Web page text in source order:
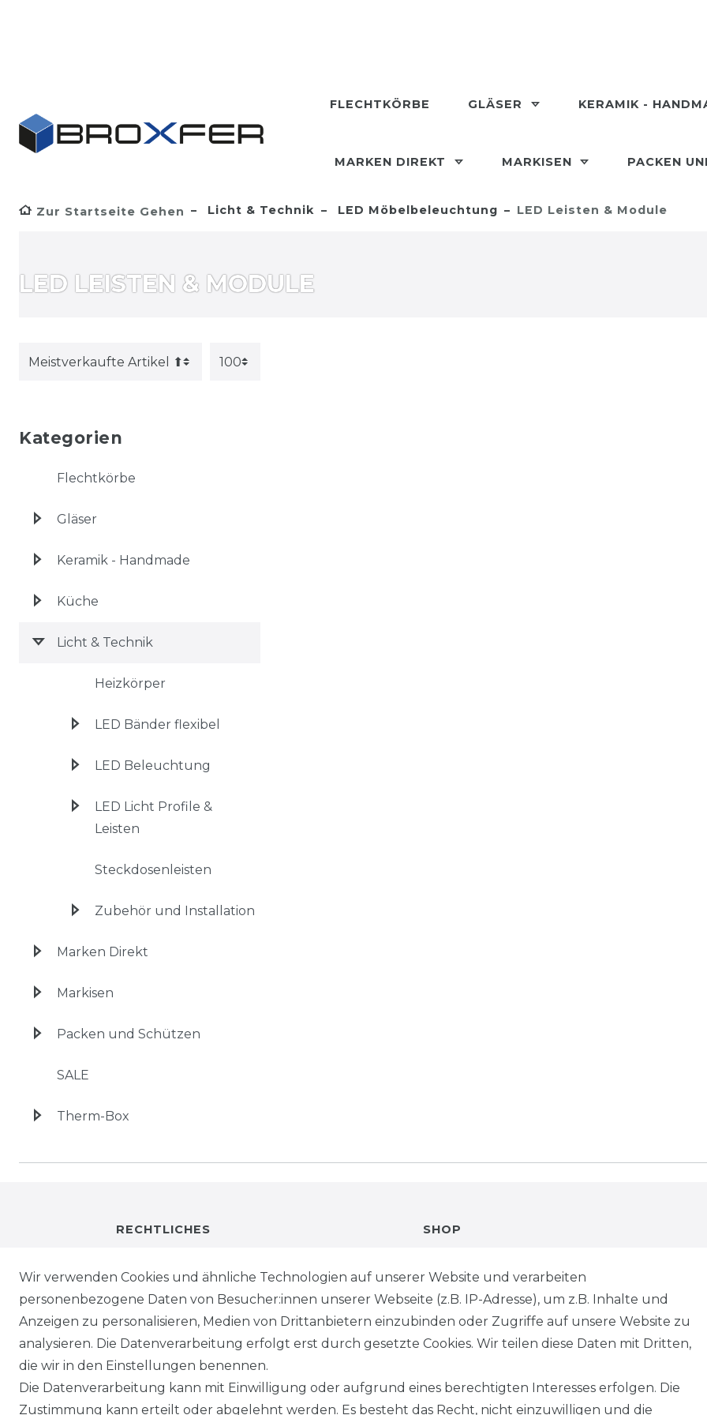
FLECHTKÖRBE GLÄSER KERAMIK -
MARKEN DIREKT MARKISEN PACKEN
Zur Startseite Gehen Licht & Technik LED Möbelbeleuchtung LED Leisten & Module
LED LEISTEN & MODULE
Kategorien
Flechtkörbe
Gläser
Keramik - Handmade
Küche
Licht & Technik
Heizkörper
LED Bänder flexibel
LED Beleuchtung
LED Licht Profile &
Leisten
Steckdosenleisten
Zubehör und Installation
Marken Direkt
Markisen
Packen und Schützen
SALE
Therm-Box
RECHTLICHES
IMPRESSUM
DATENSCHUTZ
WIEDERRUFSRECHT
AGB
SHOP
VERSANDKOSTENINFORMATION
B2B
WUNSCHLISTE
REGISTRIERUNG
Wir verwenden Cookies und ähnliche Technologien auf unserer Website und verarbeiten
personenbezogene Daten von Besucher:innen unserer Webseite (z.B. IP-Adresse), um z.B. Inhalte und
Anzeigen zu personalisieren, Medien von Drittanbietern einzubinden oder Zugriffe auf unsere Website zu
analysieren. Die Datenverarbeitung erfolgt erst durch gesetzte Cookies. Wir teilen diese Daten mit Dritten,
die wir in den Einstellungen benennen.
Die Datenverarbeitung kann mit Einwilligung oder aufgrund eines berechtigten Interesses erfolgen. Die
Zustimmung kann erteilt oder abgelehnt werden. Es besteht das Recht, nicht einzuwilligen und die